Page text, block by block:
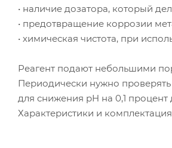
• наличие дозатора, который
• предотвращение коррозии
• химическая чистота, при
Реагент подают небольшими
Периодически нужно
для снижения pH на 0,1
Характеристики и